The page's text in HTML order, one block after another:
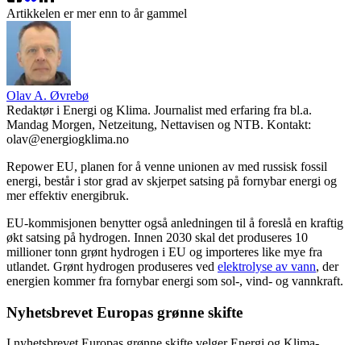
Artikkelen er mer enn to år gammel
Olav A. Øvrebø
Redaktør i Energi og Klima. Journalist med erfaring fra bl.a.
Mandag Morgen, Netzeitung, Nettavisen og NTB. Kontakt:
olav@energiogklima.no
Repower EU, planen for å venne unionen av med russisk fossil
energi, består i stor grad av skjerpet satsing på fornybar energi og
mer effektiv energibruk.
EU-kommisjonen benytter også anledningen til å foreslå en kraftig
økt satsing på hydrogen. Innen 2030 skal det produseres 10
millioner tonn grønt hydrogen i EU og importeres like mye fra
utlandet. Grønt hydrogen produseres ved elektrolyse av vann, der
energien kommer fra fornybar energi som sol-, vind- og vannkraft.
Nyhetsbrevet Europas grønne skifte